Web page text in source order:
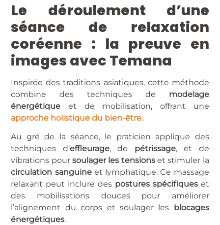
Le déroulement d’une
séance de relaxation
coréenne : la preuve en
images avec Temana
Inspirée des traditions asiatiques, cette méthode
combine des techniques de modelage
énergétique et de mobilisation, offrant une
approche holistique du bien-être.
Au gré de la séance, le praticien applique des
techniques d’effleurage, de pétrissage, et de
vibrations poursoulager les tensionset stimuler la
circulation sanguineet lymphatique. Ce massage
relaxant peut inclure des postures spécifiqueset
des mobilisations douces pour améliorer
l’alignement du corps et soulager les
blocages
énergétiques.